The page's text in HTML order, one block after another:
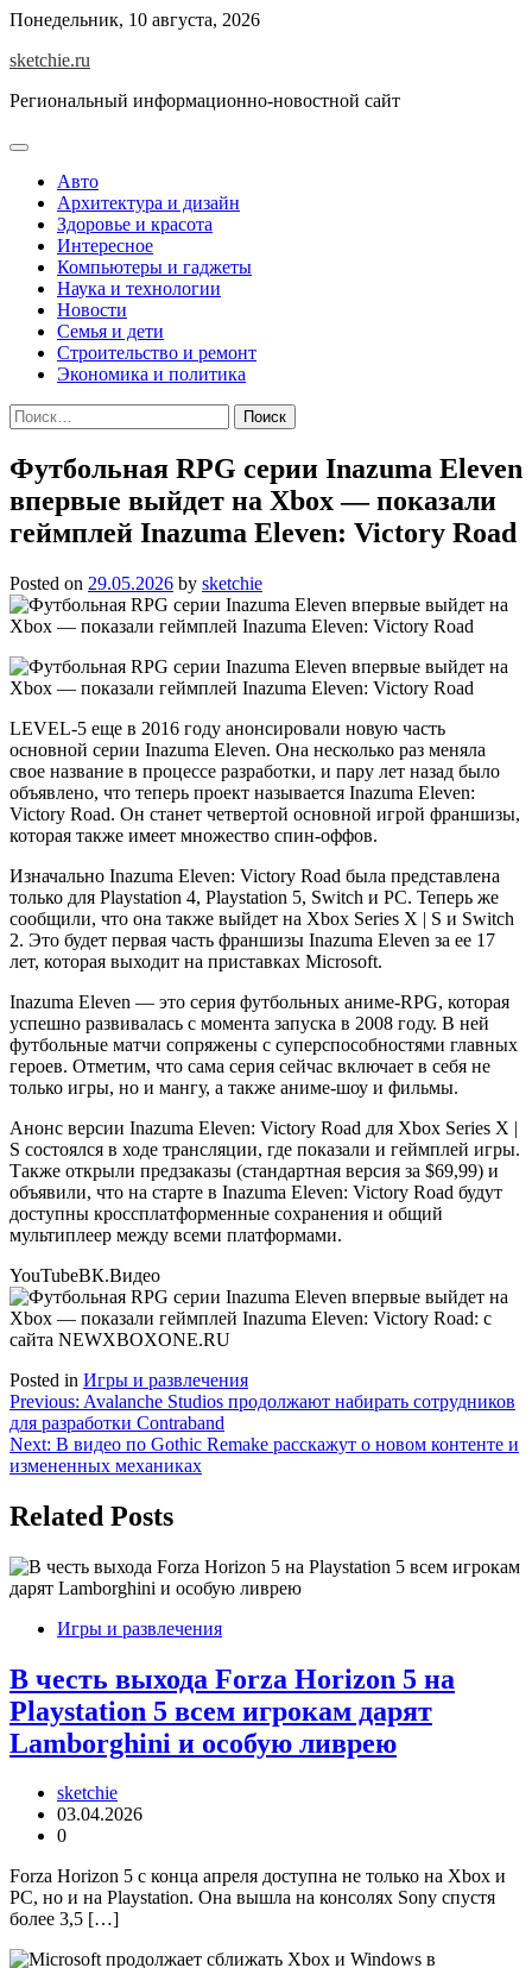
Skip
content
Понедельник, 10 августа, 2026
sketchie.ru
Региональный информационно-новостной сайт
Авто
Архитектура и дизайн
Здоровье и красота
Интересное
Компьютеры и гаджеты
Наука и технологии
Новости
Семья и дети
Строительство и ремонт
Экономика и политика
Найти:
Футбольная RPG серии Inazuma Eleven
впервые выйдет на Xbox — показали
геймплей Inazuma Eleven: Victory Road
Posted on 29.05.2026 by sketchie
LEVEL-5 еще в 2016 году анонсировали новую часть
основной серии Inazuma Eleven. Она несколько раз меняла
свое название в процессе разработки, и пару лет назад было
объявлено, что теперь проект называется Inazuma Eleven:
Victory Road. Он станет четвертой основной игрой франшизы,
которая также имеет множество спин-оффов.
Изначально Inazuma Eleven: Victory Road была представлена
только для Playstation 4, Playstation 5, Switch и PC. Теперь же
сообщили, что она также выйдет на Xbox Series X | S и Switch
2. Это будет первая часть франшизы Inazuma Eleven за ее 17
лет, которая выходит на приставках Microsoft.
Inazuma Eleven — это серия футбольных аниме-RPG, которая
успешно развивалась с момента запуска в 2008 году. В ней
футбольные матчи сопряжены с суперспособностями главных
героев. Отметим, что сама серия сейчас включает в себя не
только игры, но и мангу, а также аниме-шоу и фильмы.
Анонс версии Inazuma Eleven: Victory Road для Xbox Series X |
S состоялся в ходе трансляции, где показали и геймплей игры.
Также открыли предзаказы (стандартная версия за $69,99) и
объявили, что на старте в Inazuma Eleven: Victory Road будут
доступны кроссплатформенные сохранения и общий
мультиплеер между всеми платформами.
YouTubeВК.Видео
Posted in Игры и развлечения
Навигация
по
записям
Previous: Avalanche Studios продолжают набирать сотрудников
для разработки Contraband
Next: В видео по Gothic Remake расскажут о новом контенте и
измененных механиках
Related Posts
Игры и развлечения
В честь выхода Forza Horizon 5 на
Playstation 5 всем игрокам дарят
Lamborghini и особую ливрею
sketchie
03.04.2026
0
Forza Horizon 5 с конца апреля доступна не только на Xbox и
PC, но и на Playstation. Она вышла на консолях Sony спустя
более 3,5 […]